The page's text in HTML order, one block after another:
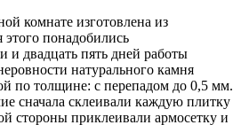
комнате изготовлена из
этого понадобились
и двадцать пять дней работы
натурального камня
по толщине: с перепадом до 0,5 мм.
сначала склеивали каждую плитку
стороны приклеивали армосетку и